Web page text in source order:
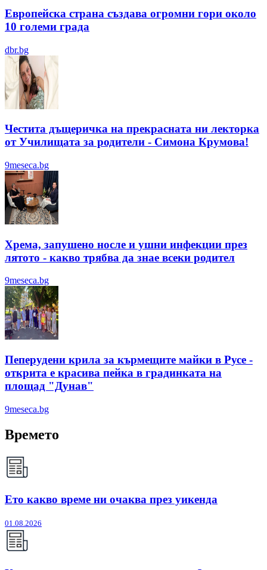
Европейска страна създава огромни гори около
10 големи града
dbr.bg
Честита дъщеричка на прекрасната ни лекторка
от Училищата за родители - Симона Крумова!
9meseca.bg
Хрема, запушено носле и ушни инфекции през
лятотo - какво трябва да знае всеки родител
9meseca.bg
Пеперудени крила за кърмещите майки в Русе -
открита е красива пейка в градинката на
площад "Дунав"
9meseca.bg
Времето
Ето какво време ни очаква през уикенда
01.08.2026